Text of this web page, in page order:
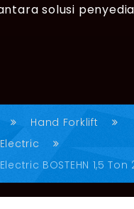
solusi
Hand Forklift
BOSTEHN 1,5 Ton